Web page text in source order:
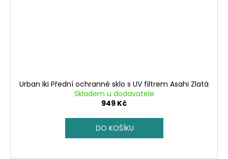
Urban Iki Přední ochranné sklo s UV filtrem Asahi Zlatá
Skladem u dodavatele
949 Kč
DO KOŠÍKU